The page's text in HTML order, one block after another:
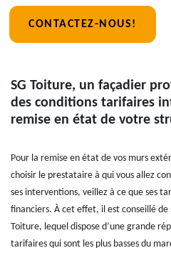
CONTACTEZ-NOUS!
SG Toiture, un façadier
des conditions tarifaires
remise en état de votre
Pour la remise en état de vos murs
choisir le prestataire à qui vous allez
ses interventions, veillez à ce que ses
financiers. À cet effet, il est conseillé de
Toiture, lequel dispose d’une grande
tarifaires qui sont les plus basses du